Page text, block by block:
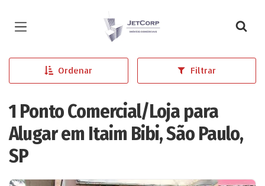
Página inicial
Ordenar Filtrar
1 Ponto Comercial/Loja para
Alugar em Itaim Bibi, São Paulo,
SP